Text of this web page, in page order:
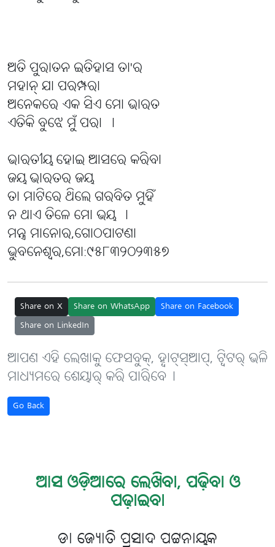
ଅତି ପୁରାତନ ଇତିହାସ ତା'ର
ମହାନ୍ ଯା ପରମ୍ପରା
ଅନେକରେ ଏକ ସିଏ ମୋ ଭାରତ
ଏତିକି ବୁଝେ ମୁଁ ପରା ।
ଭାରତୀୟ ହୋଇ ଆସରେ କରିବା
ଜୟ ଭାରତର ଜୟ
ତା ମାଟିରେ ଥିଲେ ଗରବିତ ମୁହିଁ
ନ ଥାଏ ତିଳେ ମୋ ଭୟ ।
ମନ୍ତ୍ର ମାନୋର,ଗୋଠପାଟଣା
ଭୁବନେଶ୍ୱର,ମୋ:୯୫୮୩୨୦୨୩୫୭
Share on X Share on WhatsApp
Share on Facebook
Share on LinkedIn
ଆପଣ ଏହି ଲେଖାକୁ ଫେସବୁକ୍, ହ୍ବାଟ୍‌ସ୍‌ଆପ୍, ଟ୍ବିଟର୍ ଭଳି
ମାଧ୍ୟମରେ ଶେୟାର୍ କରି ପାରିବେ୤
Go Back
ଆସ ଓଡ଼ିଆରେ ଲେଖିବା, ପଢ଼ିବା ଓ
ପଢ଼ାଇବା
ଡା ଜ୍ୟୋତି ପ୍ରସାଦ ପଟ୍ଟନାୟକ